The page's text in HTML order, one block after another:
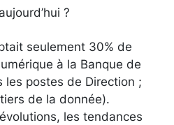
?
seulement 30% de
à la Banque de
les postes de Direction ;
de la donnée).
les tendances